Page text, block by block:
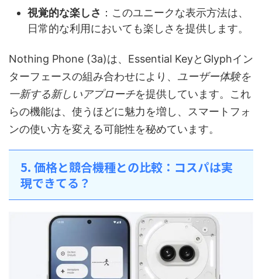
視覚的な楽しさ ：このユニークな表示方法は、
日常的な利用においても楽しさを提供します。
Nothing Phone (3a)は、Essential KeyとGlyphイン
ターフェースの組み合わせにより、 ユーザー体験を
一新する新しいアプローチを提供しています。これ
らの機能は、使うほどに魅力を増し、スマートフォ
ンの使い方を変える可能性を秘めています。
5. 価格と競合機種との比較：コスパは実
現できてる？